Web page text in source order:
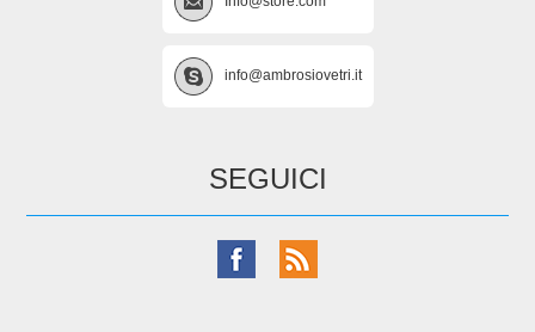
info@ambrosiovetri.it
SEGUICI